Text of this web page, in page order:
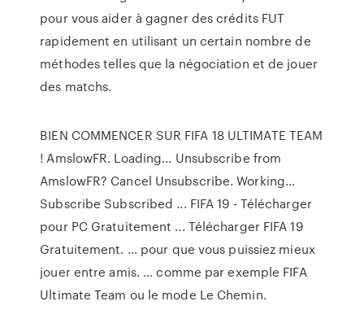
pour vous aider à gagner des crédits FUT
rapidement en utilisant un certain nombre de
méthodes telles que la négociation et de jouer
des matchs.
BIEN COMMENCER SUR FIFA 18 ULTIMATE TEAM
! AmslowFR. Loading... Unsubscribe from
AmslowFR? Cancel Unsubscribe. Working...
Subscribe Subscribed ... FIFA 19 - Télécharger
pour PC Gratuitement ... Télécharger FIFA 19
Gratuitement. ... pour que vous puissiez mieux
jouer entre amis. ... comme par exemple FIFA
Ultimate Team ou le mode Le Chemin.